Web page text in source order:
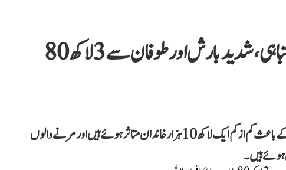
فلپائن میں خراب موسم نے مچائی تباہی، شدید بارش اور طوفان سے 3 لاکھ 80
فلپائن نیوز ایجنسی کے مطابق شددید بارش اور طوفان کے باعث کم از کم ایک لاکھ 10 ہزار خاندان متاثر ہوئے ہیں اور مرنے والوں